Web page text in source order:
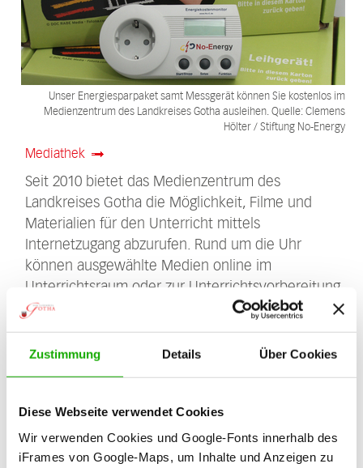
Zustimmung Details Über Cookies
Diese Webseite verwendet Cookies
Wir verwenden Cookies und Google-Fonts innerhalb des
iFrames von Google-Maps, um Inhalte und Anzeigen zu
Unser Energiesparpaket samt Messgerät können Sie kostenlos im
Medienzentrum des Landkreises Gotha ausleihen. Quelle: Clemens
Hölter / Stiftung No-Energy
Mediathek
Seit 2010 bietet das Medienzentrum des
Landkreises Gotha die Möglichkeit, Filme und
Materialien für den Unterricht mittels
Internetzugang abzurufen. Rund um die Uhr
können ausgewählte Medien online im
Unterrichtsraum oder zur Unterrichtsvorbereitung
des Lehrers von zu Hause abgerufen und
angeschaut werden. Das ermöglicht den
gleichzeitigen Zugriff verschiedener Schulen auf
Materialien stehen weiterhin als DVD zur
manuellen Ausleihe zu denÖffnungszeiten
bereit.